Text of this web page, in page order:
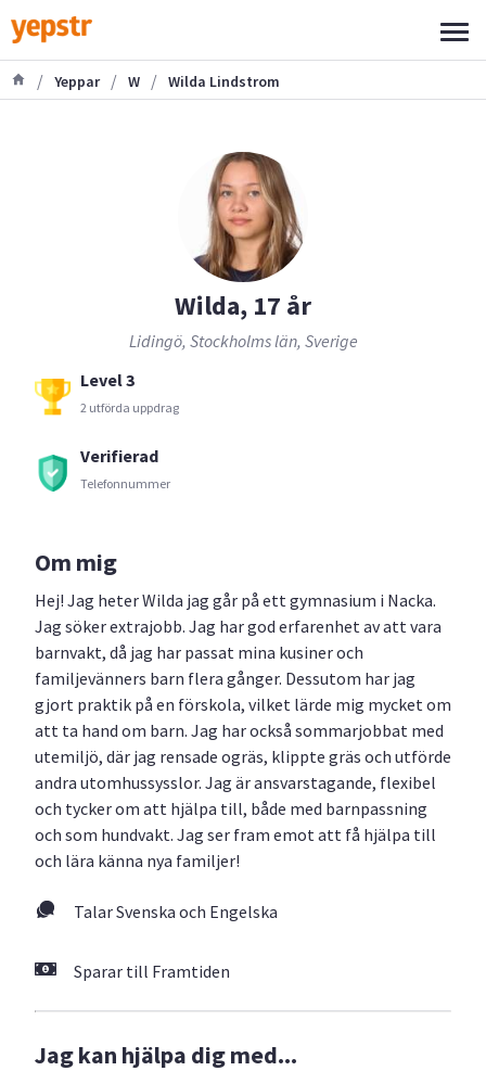
/ Yeppar / W / Wilda Lindstrom
Wilda, 17 år
Lidingö, Stockholms län, Sverige
Level 3
2 utförda uppdrag
Verifierad
Telefonnummer
Om mig
Hej! Jag heter Wilda jag går på ett gymnasium i Nacka.
Jag söker extrajobb. Jag har god erfarenhet av att vara
barnvakt, då jag har passat mina kusiner och
familjevänners barn flera gånger. Dessutom har jag
gjort praktik på en förskola, vilket lärde mig mycket om
att ta hand om barn. Jag har också sommarjobbat med
utemiljö, där jag rensade ogräs, klippte gräs och utförde
andra utomhussysslor. Jag är ansvarstagande, flexibel
och tycker om att hjälpa till, både med barnpassning
och som hundvakt. Jag ser fram emot att få hjälpa till
och lära känna nya familjer!
Talar Svenska och Engelska
Sparar till Framtiden
Jag kan hjälpa dig med...